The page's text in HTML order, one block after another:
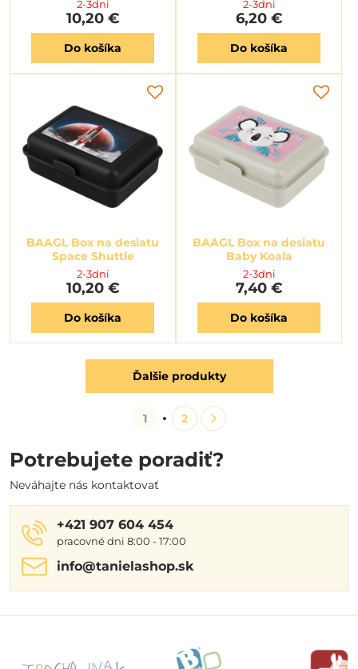
2-3dni
10,20 €
Do košíka
2-3dni
6,20 €
Do košíka
BAAGL Box na desiatu
Space Shuttle
2-3dni
10,20 €
Do košíka
BAAGL Box na desiatu
Baby Koala
2-3dni
7,40 €
Do košíka
Ďalšie produkty
1 2
Potrebujete poradiť?
Neváhajte nás kontaktovať
+421 907 604 454
pracovné dni 8:00 - 17:00
info​@tanielashop​.sk